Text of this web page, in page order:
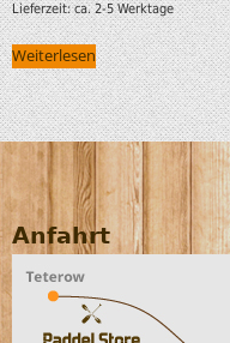
Lieferzeit:ca. 2-5 Werktage
Weiterlesen
Anfahrt